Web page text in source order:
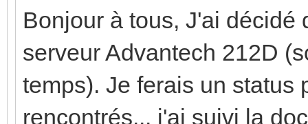
Bonjour à tous, J'ai décidé
serveur Advantech 212D
temps). Je ferais un status
rencontrés... j'ai suivi la